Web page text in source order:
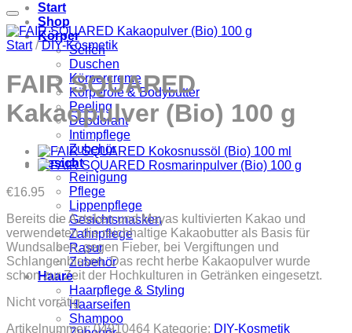
Start
Shop
Körper
Seifen
Duschen
Körpercreme
Körperöle & Bodybutter
Peeling
Deodorant
Intimpflege
Zubehör
Gesicht
Reinigung
Pflege
Lippenpflege
Gesichtsmasken
Zahnpflege
Rasur
Zubehör
Haare
Haarpflege & Styling
Haarseifen
Shampoo
Start / DIY-Kosmetik
FAIR SQUARED
Kakaopulver (Bio) 100 g
€16.95
Bereits die Azteken und Mayas kultivierten Kakao und
verwendeten die reichhaltige Kakaobutter als Basis für
Wundsalben, gegen Fieber, bei Vergiftungen und
Schlangenbissen. Das recht herbe Kakaopulver wurde
schon zur Zeit der Hochkulturen in Getränken eingesetzt.
Nicht vorrätig
Artikelnummer:04910464 Kategorie: DIY-Kosmetik